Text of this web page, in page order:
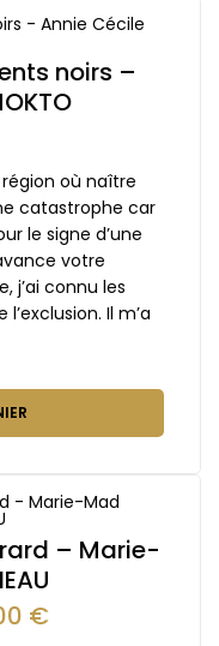
noirs –
région où naître
catastrophe car
le signe d’une
votre
j’ai connu les
Il m’a
– Marie-
€